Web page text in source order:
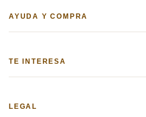
AYUDA Y COMPRA
TE INTERESA
LEGAL